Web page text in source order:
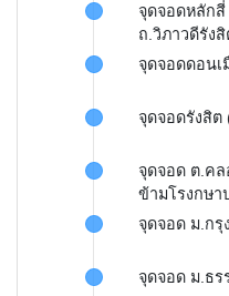
จุดจอดหลักสี่
ถ.วิภาวดีรังสิ
จุดจอดดอนเ
จุดจอดรังสิต
จุดจอด ต.คล
ข้ามโรงกษา
จุดจอด ม.กรุ
จุดจอด ม.ธร